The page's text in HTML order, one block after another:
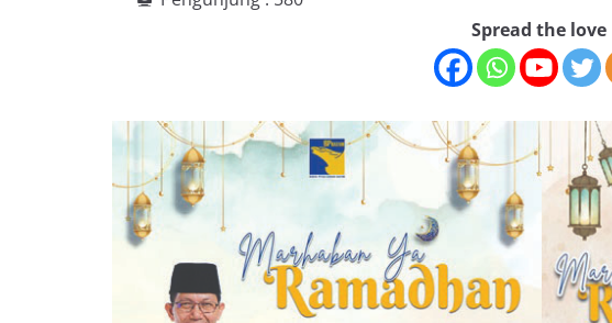
Spread the love